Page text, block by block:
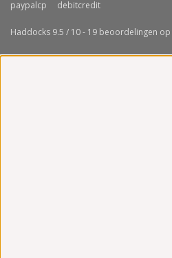
Haddocks 9.5 / 10- 19 beoordelingen op